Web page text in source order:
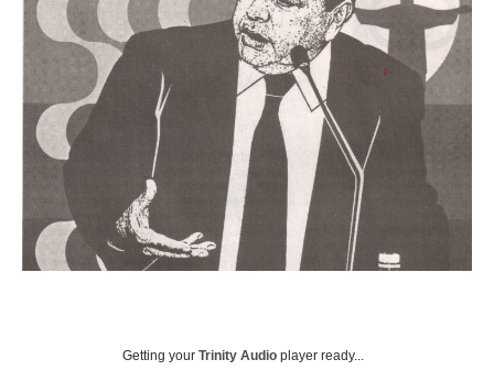
Getting your Trinity Audio player ready...